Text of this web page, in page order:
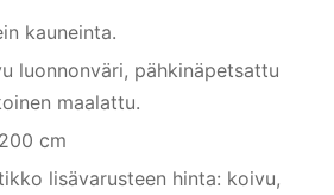
kauneinta.
luonnonväri, pähkinäpetsattu
maalattu.
cm
lisävarusteen hinta: koivu,